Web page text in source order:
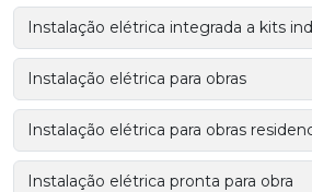
Instalação elétrica integrada a kits
Instalação elétrica para obras
Instalação elétrica para obras
Instalação elétrica pronta para obra